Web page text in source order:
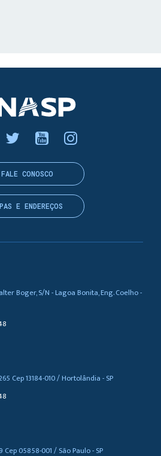
Boger, S/N - Lagoa Bonita, Eng. Coelho -
Cep 13184-010 / Hortolândia - SP
05858-001 / São Paulo - SP
FALE CONOSCO
E ENDEREÇOS